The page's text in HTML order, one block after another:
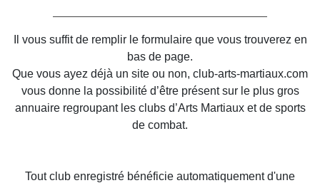
Il vous suffit de remplir le formulaire que vous trouverez en
bas de page.
Que vous ayez déjà un site ou non, club-arts-martiaux.com
vous donne la possibilité d’être présent sur le plus gros
annuaire regroupant les clubs d’Arts Martiaux et de sports
de combat.
Tout club enregistré bénéficie automatiquement d'une